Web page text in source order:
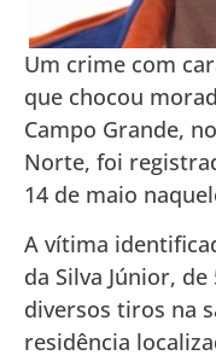
Um crime com
que chocou
Campo Grande,
Norte, foi
14 de maio
A vítima
da Silva Júnior,
diversos tiros na
residência